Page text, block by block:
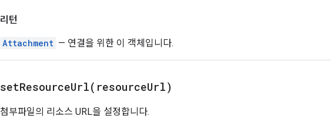
리턴
Attachment — 연결을 위한 이 객체입니다.
setResourceUrl( resourceUrl)
첨부파일의 리소스 URL을 설정합니다.